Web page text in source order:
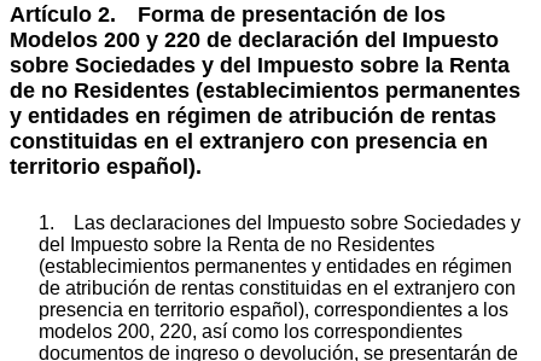
Artículo 2. Forma de presentación de los
Modelos 200 y 220 de declaración del Impuesto
sobre Sociedades y del Impuesto sobre la Renta
de no Residentes (establecimientos permanentes
y entidades en régimen de atribución de rentas
constituidas en el extranjero con presencia en
territorio español).
1. Las declaraciones del Impuesto sobre Sociedades y
del Impuesto sobre la Renta de no Residentes
(establecimientos permanentes y entidades en régimen
de atribución de rentas constituidas en el extranjero con
presencia en territorio español), correspondientes a los
modelos 200, 220, así como los correspondientes
documentos de ingreso o devolución, se presentarán de